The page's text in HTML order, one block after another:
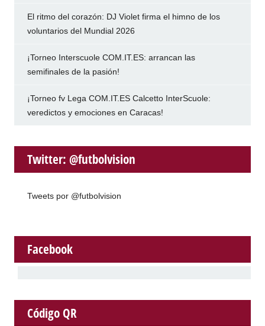
El ritmo del corazón: DJ Violet firma el himno de los
voluntarios del Mundial 2026
¡Torneo Interscuole COM.IT.ES: arrancan las
semifinales de la pasión!
¡Torneo fv Lega COM.IT.ES Calcetto InterScuole:
veredictos y emociones en Caracas!
Twitter: @futbolvision
Tweets por @futbolvision
Facebook
Código QR